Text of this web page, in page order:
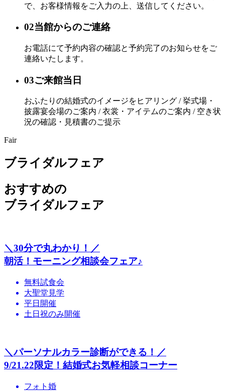
で、お客様情報をご入力の上、送信してください。
02当館からのご連絡
お電話にて予約内容の確認と予約完了のお知らせをご
連絡いたします。
03ご来館当日
おふたりの結婚式のイメージをヒアリング / 挙式場・
披露宴会場のご案内 / 衣裳・アイテムのご案内 / 空き状
況の確認・見積書のご提示
Fair
ブライダルフェア
おすすめの
ブライダルフェア
＼30分で丸わかり！／
朝活！モーニング相談会フェア♪
無料試食会
大聖堂見学
平日開催
土日祝のみ開催
＼パーソナルカラー診断ができる！／
9/21.22限定！結婚式お気軽相談コーナー
フォト婚